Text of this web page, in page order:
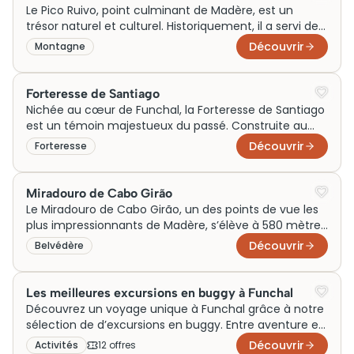
en bois de cèdre richement sculpté. La cathédrale
joue un rôle crucial dans la vie religieuse et culturelle
de la région.
Le Pico Ruivo, point culminant de Madère, est un
trésor naturel et culturel. Historiquement, il a servi de
repère pour les navigateurs. Ses paysages
époustouflants attirent aujourd’hui des randonneurs
du monde entier. En gravissant ses sentiers rocailleux,
vous découvrez la diversité unique de la flore et de la
faune. Vous profitez de panoramas à couper le
souffle.
Montagne Découvrir
Forteresse de Santiago
Nichée au cœur de Funchal, la Forteresse de Santiago
est un témoin majestueux du passé. Construite au
XVIIe siècle, cette imposante structure jaune a été
érigée pour protéger la ville des attaques de pirates.
Son architecture robuste reflète l’ingéniosité militaire
de l’époque, offrant une vue panoramique sur le
littoral. Aujourd’hui, elle incarne non seulement
l’histoire martiale de la région, mais constitue
également un symbole culturel essentiel de Madère.
Forteresse Découvrir
Miradouro de Cabo Girão
Le Miradouro de Cabo Girão, un des points de vue les
plus impressionnants de Madère, s’élève à 580 mètres
au-dessus de l’océan Atlantique. Autrefois utilisé pour
surveiller la côte, ce promontoire spectaculaire attire
désormais de nombreux visiteurs. Sa plateforme en
verre offre une immersion vertigineuse, idéale pour
les amateurs de sensations fortes. Aujourd’hui,
aucune visite à Madère n’est complète sans billets
pour ce site incontournable, mêlant histoire, nature et
Belvédère Découvrir
Les meilleures excursions en buggy à Funchal
Découvrez un voyage unique à Funchal grâce à notre
sélection de d’excursions en buggy. Entre aventure et
paysages à couper le souffle, partez à l’assaut des
Activités 12 offres Découvrir